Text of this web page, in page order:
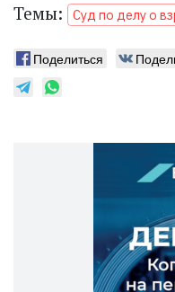
Темы: Суд по делу о
Поделиться